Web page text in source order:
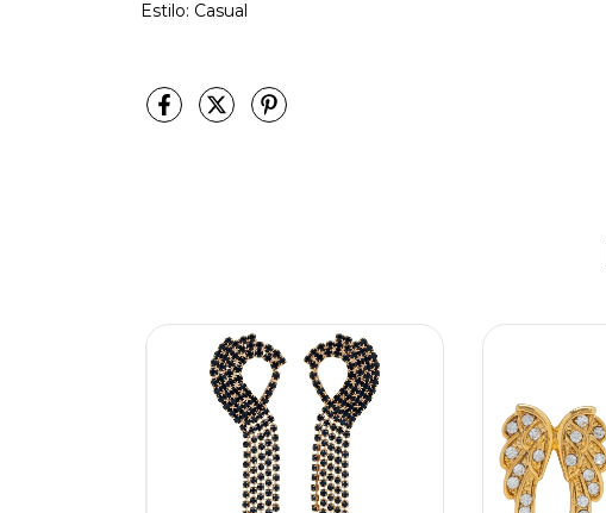
Estilo: Casual